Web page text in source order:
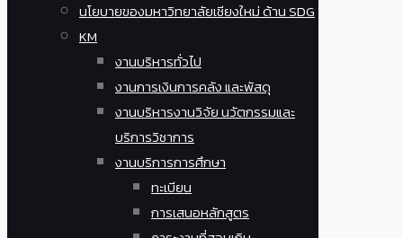
นโยบายของมหาวิทยาลัยเชียงใหม่ ด้าน SDG
KM
งานบริหารทั่วไป
งานการเงินการคลัง และพัสดุ
งานบริหารงานวิจัย นวัตกรรมและ
บริการวิชาการ
งานบริการการศึกษา
ทะเบียน
การเสนอหลักสูตร